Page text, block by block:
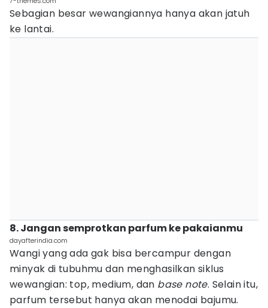
Sebagian besar wewangiannya hanya akan jatuh
ke lantai.
8. Jangan semprotkan parfum ke pakaianmu
dayafterindia.com
Wangi yang ada gak bisa bercampur dengan
minyak di tubuhmu dan menghasilkan siklus
wewangian: top, medium, dan base note. Selain itu,
parfum tersebut hanya akan menodai bajumu.